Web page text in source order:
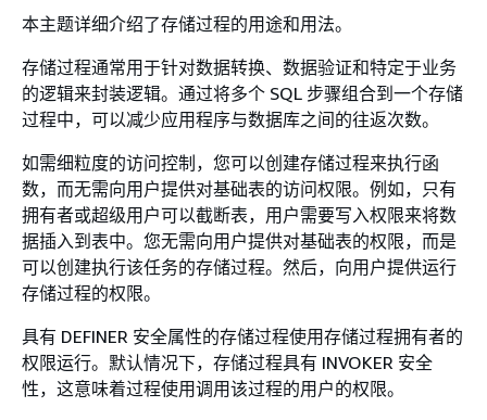
本主题详细介绍了存储过程的用途和用法。
存储过程通常用于针对数据转换、数据验证和特定于业务
的逻辑来封装逻辑。通过将多个 SQL 步骤组合到一个存储
过程中，可以减少应用程序与数据库之间的往返次数。
如需细粒度的访问控制，您可以创建存储过程来执行函
数，而无需向用户提供对基础表的访问权限。例如，只有
拥有者或超级用户可以截断表，用户需要写入权限来将数
据插入到表中。您无需向用户提供对基础表的权限，而是
可以创建执行该任务的存储过程。然后，向用户提供运行
存储过程的权限。
具有 DEFINER 安全属性的存储过程使用存储过程拥有者的
权限运行。默认情况下，存储过程具有 INVOKER 安全
性，这意味着过程使用调用该过程的用户的权限。